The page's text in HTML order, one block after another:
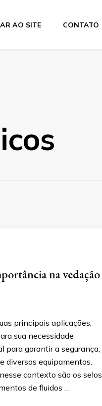
AO SITE CONTATO
na vedação
principais aplicações,
sua necessidade
para garantir a segurança,
diversos equipamentos.
contexto são os selos
de fluidos …